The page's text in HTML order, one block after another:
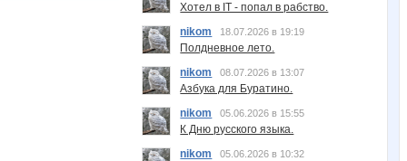
Хотел в IT - попал в рабство.
nikom
18.07.2026 в 19:19
Полдневное лето.
nikom
08.07.2026 в 13:07
Азбука для Буратино.
nikom
05.06.2026 в 15:55
К Дню русского языка.
nikom
05.06.2026 в 10:32